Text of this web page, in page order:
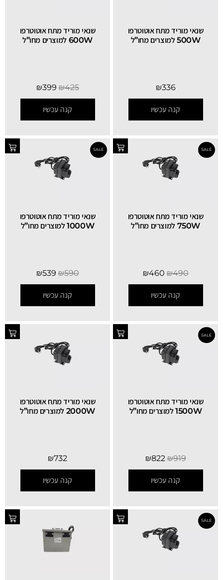
שנאי מוריד מתח אוטוטרפו
500W למוצרים מחו”ל
₪336
קנה עכשיו
שנאי מוריד מתח אוטוטרפו
600W למוצרים מחו”ל
₪425
₪399
קנה עכשיו
שנאי מוריד מתח אוטוטרפו
750W למוצרים מחו”ל
₪490
₪460
קנה עכשיו
SALE
שנאי מוריד מתח אוטוטרפו
1000W למוצרים מחו”ל
₪590
₪539
קנה עכשיו
שנאי מוריד מתח אוטוטרפו
1500W למוצרים מחו”ל
₪919
₪822
קנה עכשיו
שנאי מוריד מתח אוטוטרפו
2000W למוצרים מחו”ל
₪732
קנה עכשיו